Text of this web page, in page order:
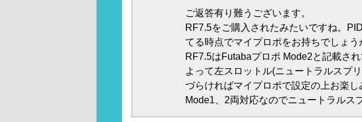
ご返答有り難うございます。
RF7.5をご購入されたみたいですね。
てる時点でマイプロポをお持ちでしょ
RF7.5はFutabaプロポ Mode2と記載され
よって左スロットル(ニュートラルスプ
づらければマイプロポで設定の上お楽
Mode1、2両対応なのでニュートラルス